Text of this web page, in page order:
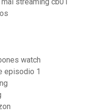
streaming cb01
watch
episodio 1